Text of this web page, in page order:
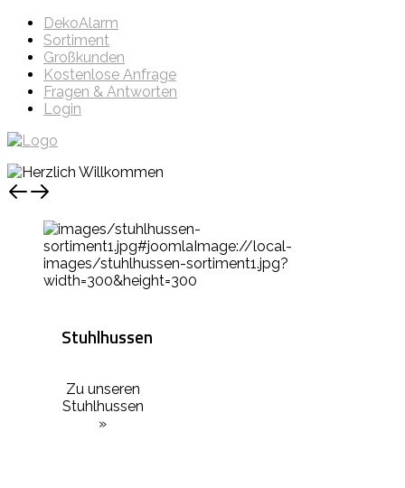
DekoAlarm
Sortiment
Großkunden
Kostenlose Anfrage
Fragen & Antworten
Login
Stuhlhussen
Zu unseren
Stuhlhussen
»